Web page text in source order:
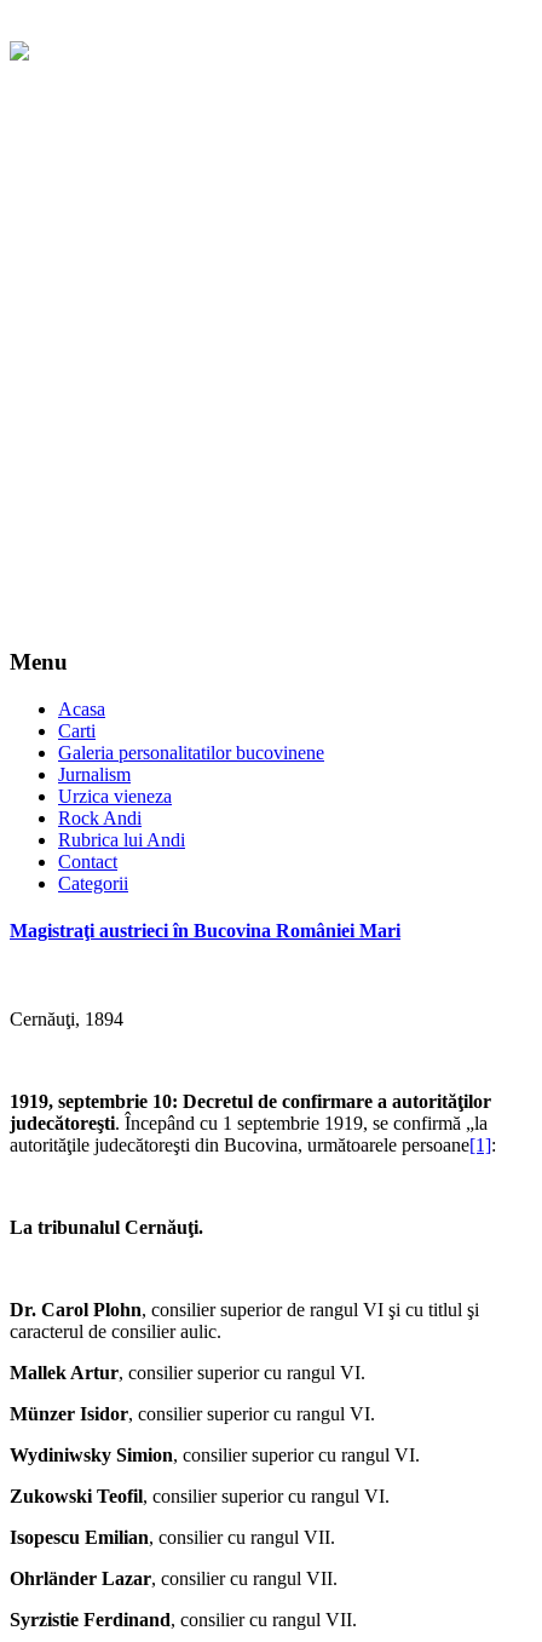
Menu
Acasa
Carti
Galeria personalitatilor bucovinene
Jurnalism
Urzica vieneza
Rock Andi
Rubrica lui Andi
Contact
Categorii
Magistraţi austrieci în Bucovina României Mari
Cernăuţi, 1894
1919, septembrie 10: Decretul de confirmare a autorităţilor
judecătoreşti. Începând cu 1 septembrie 1919, se confirmă „la
autorităţile judecătoreşti din Bucovina, următoarele persoane[1]:
La tribunalul Cernăuţi.
Dr. Carol Plohn, consilier superior de rangul VI şi cu titlul şi
caracterul de consilier aulic.
Mallek Artur, consilier superior cu rangul VI.
Münzer Isidor, consilier superior cu rangul VI.
Wydiniwsky Simion, consilier superior cu rangul VI.
Zukowski Teofil, consilier superior cu rangul VI.
Isopescu Emilian, consilier cu rangul VII.
Ohrländer Lazar, consilier cu rangul VII.
Syrzistie Ferdinand, consilier cu rangul VII.